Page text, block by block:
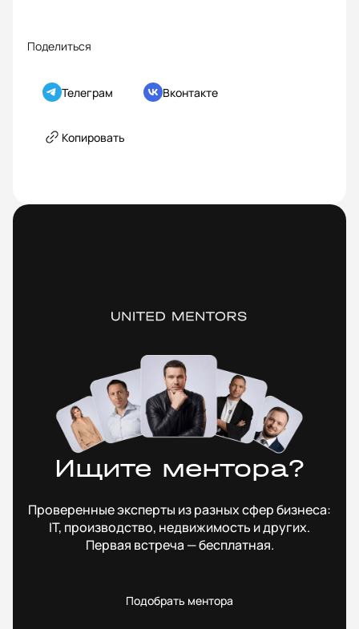
Поделиться
Телеграм Вконтакте
Копировать
Ищите ментора?
Проверенные эксперты из разных сфер бизнеса:
IT, производство, недвижимость и других.
Первая встреча — бесплатная.
Подобрать ментора